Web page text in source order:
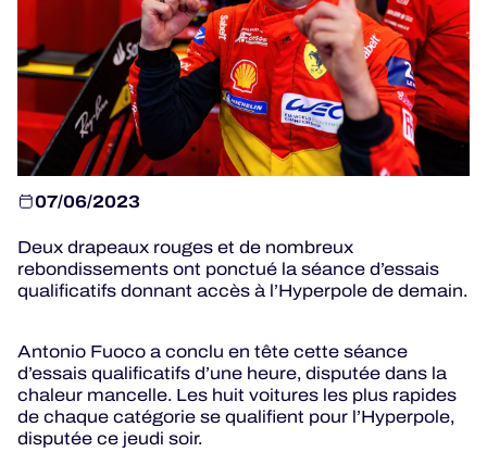
BILLETTERIE
24H LEMANS
ALMS
07/06/2023
Deux drapeaux rouges et de nombreux
rebondissements ont ponctué la séance d’essais
qualificatifs donnant accès à l’Hyperpole de demain.
Antonio Fuoco a conclu en tête cette séance
d’essais qualificatifs d’une heure, disputée dans la
chaleur mancelle. Les huit voitures les plus rapides
de chaque catégorie se qualifient pour l’Hyperpole,
disputée ce jeudi soir.